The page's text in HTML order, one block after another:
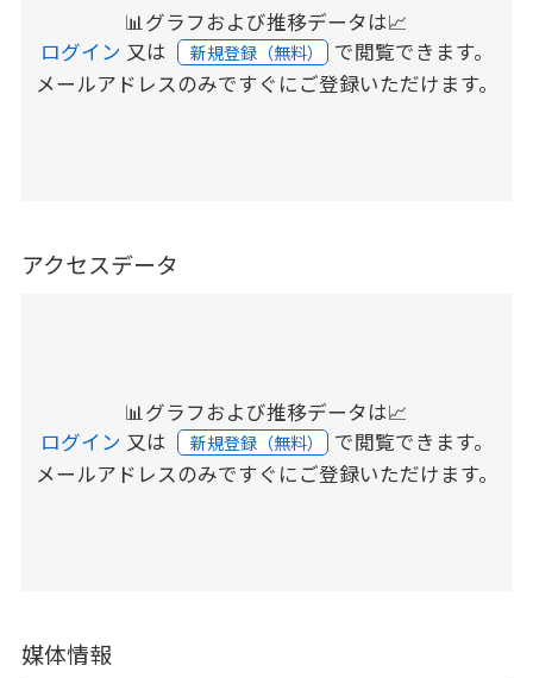
📊グラフおよび推移データは📈
ログイン 又は 新規登録（無料） で閲覧できます。
メールアドレスのみですぐにご登録いただけます。
アクセスデータ
📊グラフおよび推移データは📈
ログイン 又は 新規登録（無料） で閲覧できます。
メールアドレスのみですぐにご登録いただけます。
媒体情報